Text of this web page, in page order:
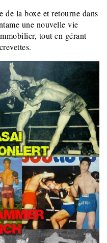
de la boxe et retourne dans
une nouvelle vie
tout en gérant